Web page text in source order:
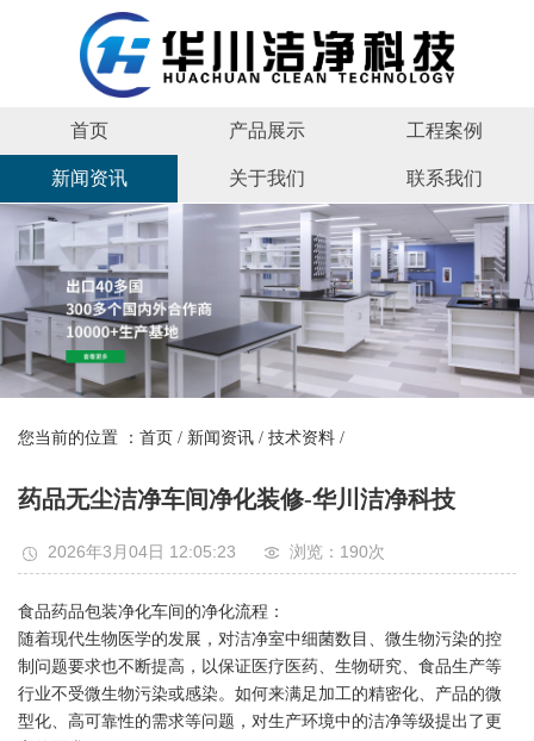
首页 产品展示 工程案例
新闻资讯 关于我们 联系我们
您当前的位置 ： 首页 / 新闻资讯 / 技术资料 /
药品无尘洁净车间净化装修-华川洁净科技
2026年3月04日 12:05:23 浏览：190次
食品药品包装净化车间的净化流程：
随着现代生物医学的发展，对洁净室中细菌数目、微生物污染的控
制问题要求也不断提高，以保证医疗医药、生物研究、食品生产等
行业不受微生物污染或感染。如何来满足加工的精密化、产品的微
型化、高可靠性的需求等问题，对生产环境中的洁净等级提出了更